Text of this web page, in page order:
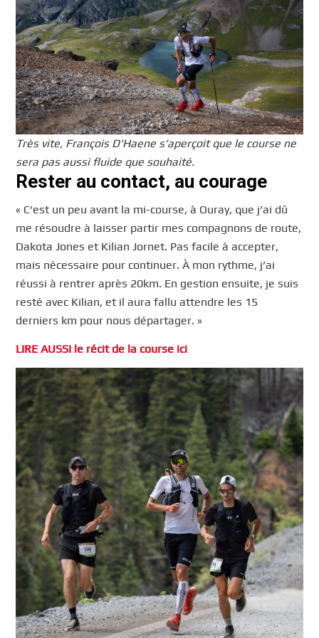
Très vite, François D’Haene s’aperçoit que le course ne
sera pas aussi fluide que souhaité.
Rester au contact, au courage
« C’est un peu avant la mi-course, à Ouray, que j’ai dû
me résoudre à laisser partir mes compagnons de route,
Dakota Jones et Kilian Jornet. Pas facile à accepter,
mais nécessaire pour continuer. À mon rythme, j’ai
réussi à rentrer après 20km. En gestion ensuite, je suis
resté avec Kilian, et il aura fallu attendre les 15
derniers km pour nous départager. »
LIRE AUSSI le récit de la course ici